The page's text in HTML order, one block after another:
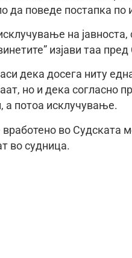
да поведе постапка по
на
изјави таа пред
дека досега ниту
но и дека согласно
а потоа исклучување.
во Судската
во судница.